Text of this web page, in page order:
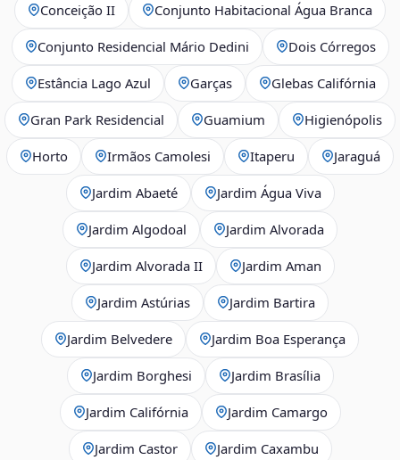
Conceição II Conjunto Habitacional Água Branca
Conjunto Residencial Mário Dedini Dois Córregos
Estância Lago Azul Garças Glebas Califórnia
Gran Park Residencial Guamium Higienópolis
Horto Irmãos Camolesi Itaperu Jaraguá
Jardim Abaeté Jardim Água Viva
Jardim Algodoal Jardim Alvorada
Jardim Alvorada II Jardim Aman
Jardim Astúrias Jardim Bartira
Jardim Belvedere Jardim Boa Esperança
Jardim Borghesi Jardim Brasília
Jardim Califórnia Jardim Camargo
Jardim Castor Jardim Caxambu